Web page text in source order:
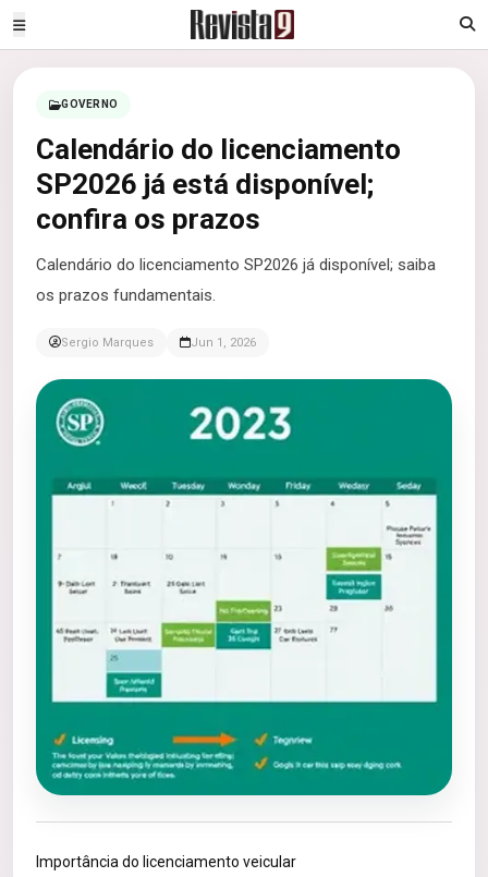
GOVERNO
Calendário do licenciamento
SP2026 já está disponível;
confira os prazos
Calendário do licenciamento SP2026 já disponível; saiba
os prazos fundamentais.
Sergio Marques Jun 1, 2026
Importância do licenciamento veicular